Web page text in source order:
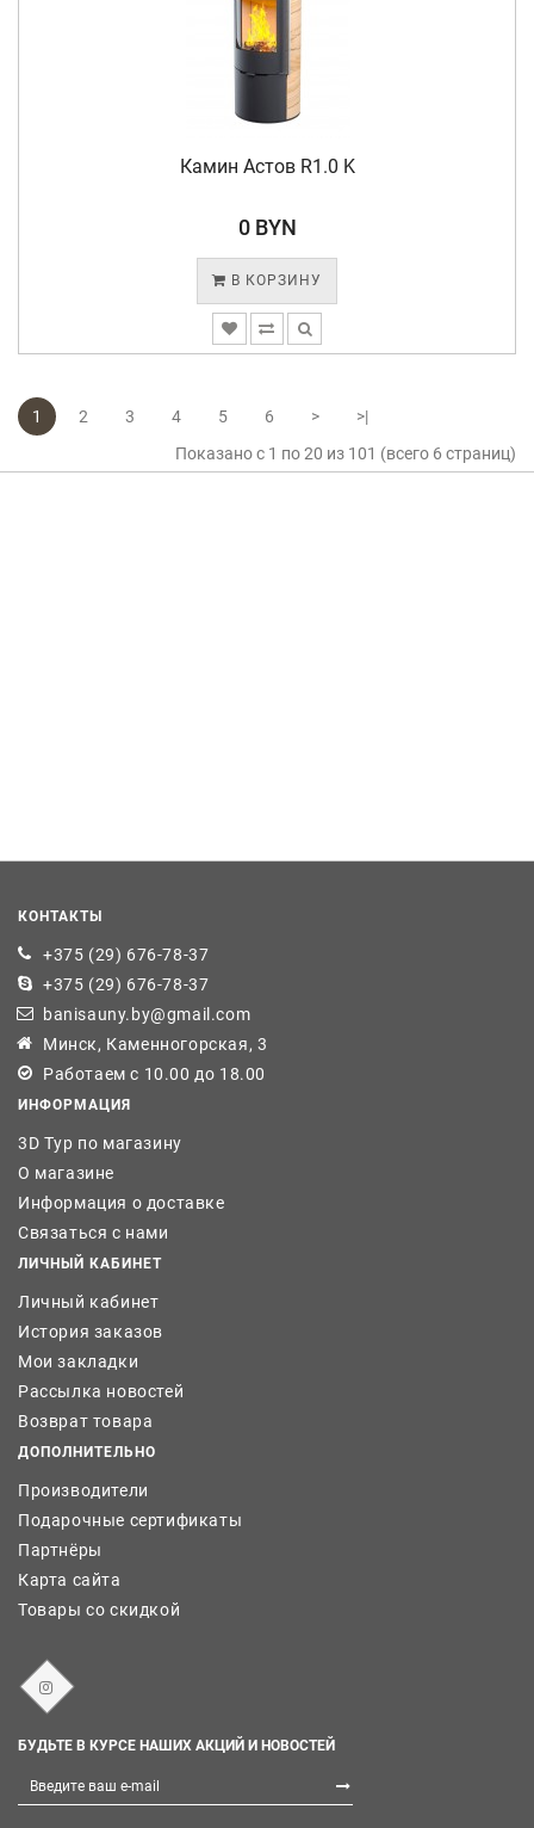
Камин Астов R1.0 K
0 BYN
В КОРЗИНУ
1 2 3 4 5 6 >
>|
Показано с 1 по 20 из 101 (всего 6 страниц)
КОНТАКТЫ
+375 (29) 676-78-37
+375 (29) 676-78-37
banisauny.by@gmail.com
Минск, Каменногорская, 3
Работаем с 10.00 до 18.00
ИНФОРМАЦИЯ
3D Тур по магазину
О магазине
Информация о доставке
Связаться с нами
ЛИЧНЫЙ КАБИНЕТ
Личный кабинет
История заказов
Мои закладки
Рассылка новостей
Возврат товара
ДОПОЛНИТЕЛЬНО
Производители
Подарочные сертификаты
Партнёры
Карта сайта
Товары со скидкой
БУДЬТЕ В КУРСЕ НАШИХ АКЦИЙ И НОВОСТЕЙ